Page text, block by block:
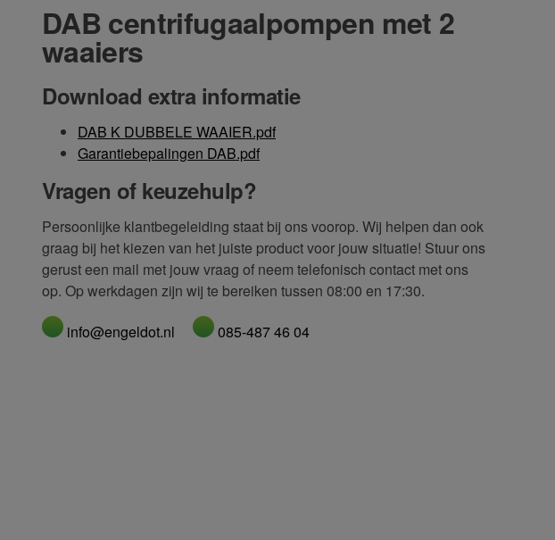
DAB centrifugaalpompen met 2
waaiers
Download extra informatie
DAB K DUBBELE WAAIER.pdf
Garantiebepalingen DAB.pdf
Vragen of keuzehulp?
Persoonlijke klantbegeleiding staat bij ons voorop. Wij helpen dan ook
graag bij het kiezen van het juiste product voor jouw situatie! Stuur ons
gerust een mail met jouw vraag of neem telefonisch contact met ons
op. Op werkdagen zijn wij te bereiken tussen 08:00 en 17:30.
info@engeldot.nl
085-487 46 04